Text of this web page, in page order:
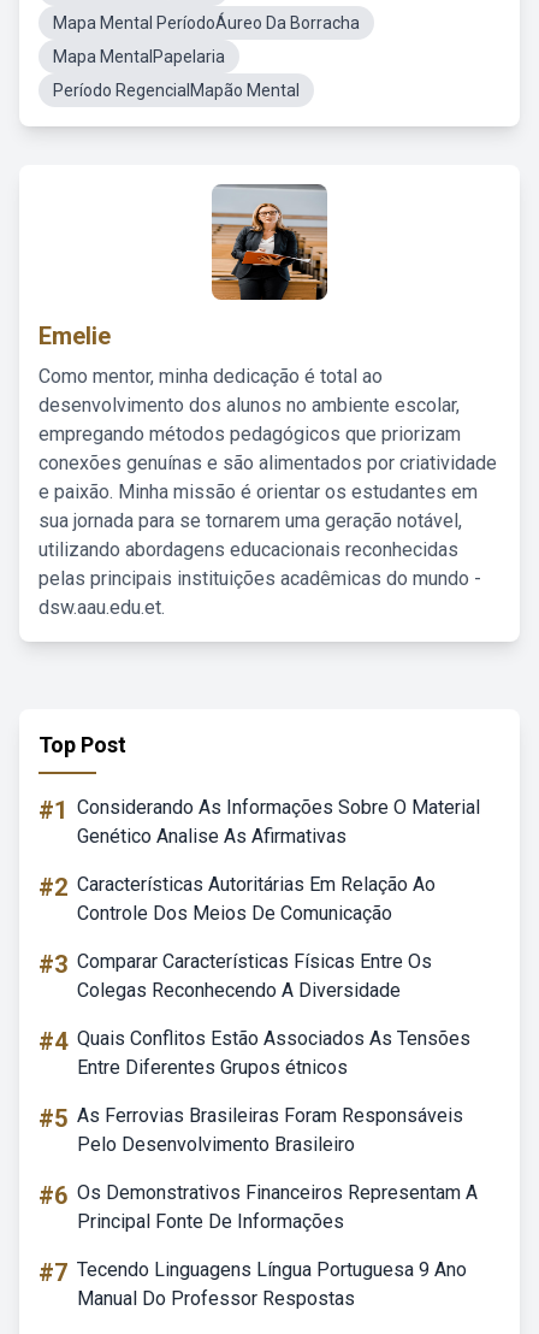
Mapa Mental PeríodoÁureo Da Borracha
Mapa MentalPapelaria
Período RegencialMapão Mental
Emelie
Como mentor, minha dedicação é total ao
desenvolvimento dos alunos no ambiente escolar,
empregando métodos pedagógicos que priorizam
conexões genuínas e são alimentados por criatividade
e paixão. Minha missão é orientar os estudantes em
sua jornada para se tornarem uma geração notável,
utilizando abordagens educacionais reconhecidas
pelas principais instituições acadêmicas do mundo -
dsw.aau.edu.et.
Top Post
#1 Considerando As Informações Sobre O Material
Genético Analise As Afirmativas
#2 Características Autoritárias Em Relação Ao
Controle Dos Meios De Comunicação
#3 Comparar Características Físicas Entre Os
Colegas Reconhecendo A Diversidade
#4 Quais Conflitos Estão Associados As Tensões
Entre Diferentes Grupos étnicos
#5 As Ferrovias Brasileiras Foram Responsáveis
Pelo Desenvolvimento Brasileiro
#6 Os Demonstrativos Financeiros Representam A
Principal Fonte De Informações
#7 Tecendo Linguagens Língua Portuguesa 9 Ano
Manual Do Professor Respostas